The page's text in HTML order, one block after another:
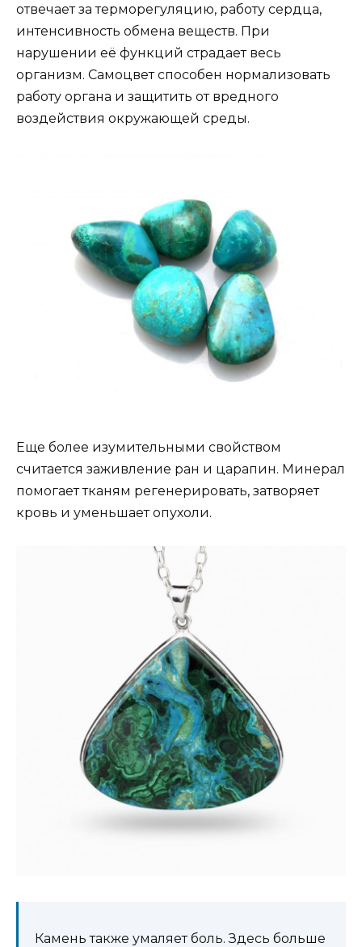
отвечает за терморегуляцию, работу сердца,
интенсивность обмена веществ. При
нарушении её функций страдает весь
организм. Самоцвет способен нормализовать
работу органа и защитить от вредного
воздействия окружающей среды.
Еще более изумительными свойством
считается заживление ран и царапин. Минерал
помогает тканям регенерировать, затворяет
кровь и уменьшает опухоли.
Камень также умаляет боль. Здесь больше